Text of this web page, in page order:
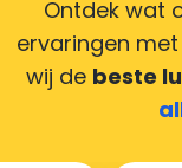
creditcards.
maken door uw
zorgen ervoor
Ontdek wat
ervaringen
wij de beste